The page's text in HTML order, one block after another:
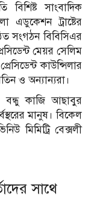
বিশিষ্ট সাংবাদিক
এডুকেশন ট্রাষ্টের
সংগঠন বিবিসিএর
মেয়র সেলিম
কাউন্সিলার
ও অন্যান্যরা।
বন্ধু কাজি আছাবুর
মানুষ। বিকেল
মিমিট্রি বেক্সলী
সাথে